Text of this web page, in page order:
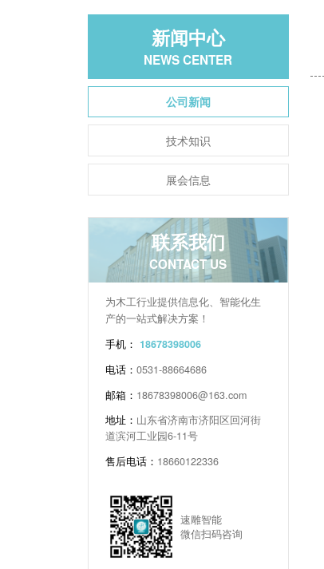
新闻中心
NEWS CENTER
公司新闻
技术知识
展会信息
联系我们
CONTACT US
为木工行业提供信息化、智能化生
产的一站式解决方案！
手机： 18678398006
电话：0531-88664686
邮箱： 18678398006@163.com
地址： 山东省济南市济阳区回河街
道滨河工业园6-11号
售后电话： 18660122336
速雕智能
微信扫码咨询